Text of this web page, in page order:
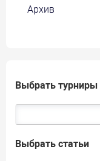
Архив
Выбрать турниры
Выбрать статьи